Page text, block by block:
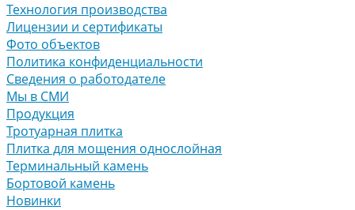
Технология производства
Лицензии и сертификаты
Фото объектов
Политика конфиденциальности
Сведения о работодателе
Мы в СМИ
Продукция
Тротуарная плитка
Плитка для мощения однослойная
Терминальный камень
Бортовой камень
Новинки